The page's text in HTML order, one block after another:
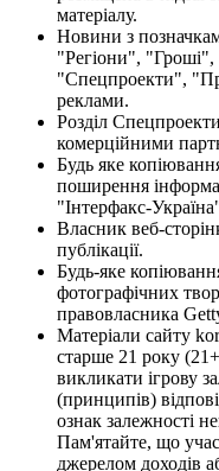
матеріалу.
Новини з
"Регіони",
"Спецпроекти",
реклами.
Розділ
комерційними
Будь яке
поширення
"Інтерфакс-
Власник веб-
публікації.
Будь-яке
фотографічних
правовласника
Матеріали сайту
старше 21 року
викликати ігрову
(принципів)
ознак залежності
Пам'ятайте, що
джерелом доходів